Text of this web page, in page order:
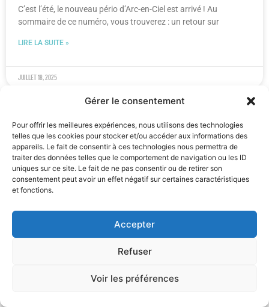
Gérer le consentement
Pour offrir les meilleures expériences, nous utilisons des technologies
telles que les cookies pour stocker et/ou accéder aux informations des
appareils. Le fait de consentir à ces technologies nous permettra de
traiter des données telles que le comportement de navigation ou les ID
uniques sur ce site. Le fait de ne pas consentir ou de retirer son
consentement peut avoir un effet négatif sur certaines caractéristiques
et fonctions.
Accepter
Refuser
Voir les préférences
C’est l’été, le nouveau pério d’Arc-en-Ciel est arrivé ! Au
sommaire de ce numéro, vous trouverez : un retour sur
LIRE LA SUITE »
juillet 18, 2025
Bernard Benoit parmi les finalistes BeHeroes : nos